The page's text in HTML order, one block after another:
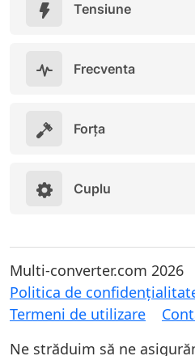
Tensiune
Frecventa
Forța
Cuplu
Multi-converter.com 2026
Politica de
Termeni de utilizare
Ne străduim să ne